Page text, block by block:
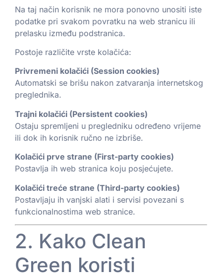
Na taj način korisnik ne mora ponovno unositi iste
podatke pri svakom povratku na web stranicu ili
prelasku između podstranica.
Postoje različite vrste kolačića:
Privremeni kolačići (Session cookies)
Automatski se brišu nakon zatvaranja internetskog
preglednika.
Trajni kolačići (Persistent cookies)
Ostaju spremljeni u pregledniku određeno vrijeme
ili dok ih korisnik ručno ne izbriše.
Kolačići prve strane (First-party cookies)
Postavlja ih web stranica koju posjećujete.
Kolačići treće strane (Third-party cookies)
Postavljaju ih vanjski alati i servisi povezani s
funkcionalnostima web stranice.
2. Kako Clean
Green koristi